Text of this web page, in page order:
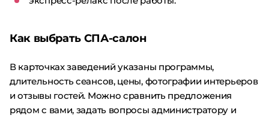
Как выбрать СПА-салон
В карточках заведений указаны программы,
длительность сеансов, цены, фотографии интерьеров
и отзывы гостей. Можно сравнить предложения
рядом с вами, задать вопросы администратору и